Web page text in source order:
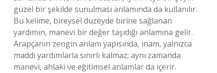
güzel bir şekilde sunulması anlamında da kullanılır.
Bu kelime, bireysel düzeyde birine sağlanan
yardımın, manevi bir değer taşıdığı anlamına gelir.
Arapçanın zengin anlam yapısında, inam, yalnızca
maddi yardımlarla sınırlı kalmaz; aynı zamanda
manevi, ahlaki ve eğitimsel anlamlar da içerir.